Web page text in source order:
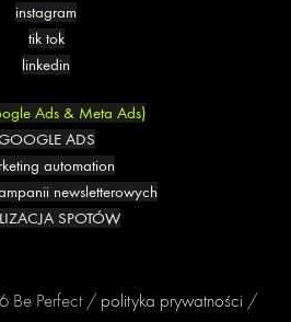
instagram
tik tok
linkedin
Ads & Meta Ads)
ADS
automation
newsletterowych
SPOTÓW
Be Perfect / polityka prywatności /